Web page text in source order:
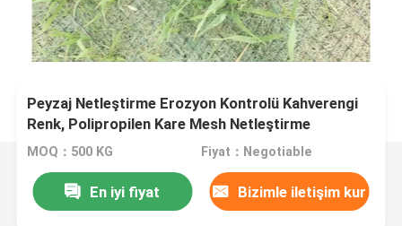
Peyzaj Netleştirme Erozyon Kontrolü Kahverengi
Renk, Polipropilen Kare Mesh Netleştirme
MOQ：500 KG Fiyat：Negotiable
En iyi fiyat Bizimle iletişim kur